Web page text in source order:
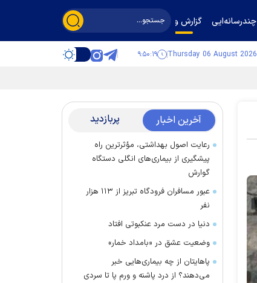
چندرسانه‌ایی گزارش و گفت‌وگو
Thursday 06 August 2026 ۹:۵۰:۲۰
آخرین اخبار پربازدید
رعایت اصول بهداشتی، مؤثرترین راه
پیشگیری از بیماری‌های انگلی دستگاه
گوارش
عبور مسافران فرودگاه تبریز از ۱۱۳ هزار
نفر
دنیا در دست مرد عنکبوتی افتاد
وضعیت عشق در «بامداد خمار»
پاهایتان از چه بیماری‌هایی خبر
می‌دهند؟ از درد پاشنه و ورم پا تا سردی